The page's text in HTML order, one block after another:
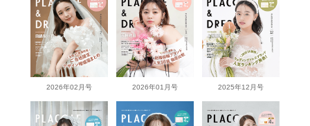
2026年02月号 2026年01月号 2025年12月号